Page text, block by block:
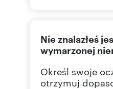
Nie znalazłeś
wymarzonej
Określ swoje
otrzymuj